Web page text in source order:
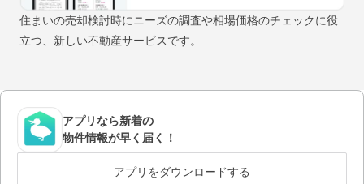
住まいの売却検討時にニーズの調査や相場価格のチェックに役
立つ、新しい不動産サービスです。
アプリなら新着の
物件情報が早く届く！
アプリをダウンロードする